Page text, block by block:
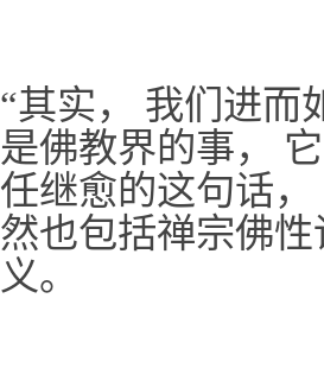
“其实， 我们进而
是佛教界的事，
任继愈的这句话
然也包括禅宗佛
义。